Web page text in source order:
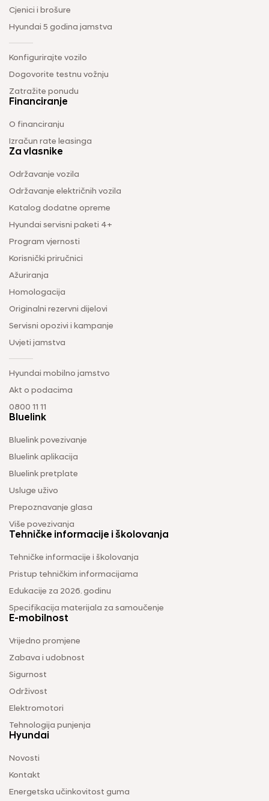
Cjenici i brošure
Hyundai 5 godina jamstva
Konfigurirajte vozilo
Dogovorite testnu vožnju
Zatražite ponudu
Financiranje
O financiranju
Izračun rate leasinga
Za vlasnike
Održavanje vozila
Održavanje električnih vozila
Katalog dodatne opreme
Hyundai servisni paketi 4+
Program vjernosti
Korisnički priručnici
Ažuriranja
Homologacija
Originalni rezervni dijelovi
Servisni opozivi i kampanje
Uvjeti jamstva
Hyundai mobilno jamstvo
Akt o podacima
0800 11 11
Bluelink
Bluelink povezivanje
Bluelink aplikacija
Bluelink pretplate
Usluge uživo
Prepoznavanje glasa
Više povezivanja
Tehničke informacije i školovanja
Tehničke informacije i školovanja
Pristup tehničkim informacijama
Edukacije za 2026. godinu
Specifikacija materijala za samoučenje
E-mobilnost
Vrijedno promjene
Zabava i udobnost
Sigurnost
Održivost
Elektromotori
Tehnologija punjenja
Hyundai
Novosti
Kontakt
Energetska učinkovitost guma